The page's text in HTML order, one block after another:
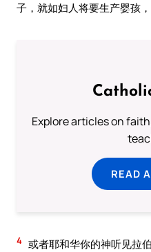
子，就如妇人将要生产婴孩，
Explore articles on
READ
4 或者耶和华你的神听见拉